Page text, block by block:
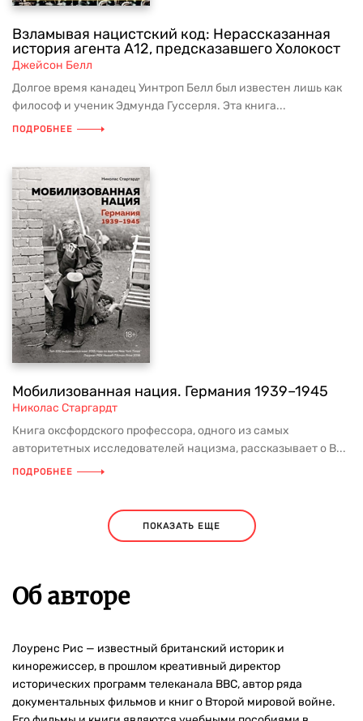
Взламывая нацистский код: Нерассказанная
история агента А12, предсказавшего Холокост
Джейсон Белл
Долгое время канадец Уинтроп Белл был известен лишь как
философ и ученик Эдмунда Гуссерля. Эта книга...
ПОДРОБНЕЕ
Мобилизованная нация. Германия 1939–1945
Николас Старгардт
Книга оксфордского профессора, одного из самых
авторитетных исследователей нацизма, рассказывает о В...
ПОДРОБНЕЕ
ПОКАЗАТЬ ЕЩЕ
Об авторе
Лоуренс Рис — известный британский историк и
кинорежиссер, в прошлом креативный директор
исторических программ телеканала ВВС, автор ряда
документальных фильмов и книг о Второй мировой войне.